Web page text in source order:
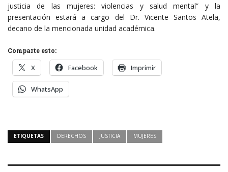
justicia de las mujeres: violencias y salud mental” y la
presentación estará a cargo del Dr. Vicente Santos Atela,
decano de la mencionada unidad académica.
Comparte esto:
X Facebook Imprimir
WhatsApp
ETIQUETAS DERECHOS JUSTICIA MUJERES